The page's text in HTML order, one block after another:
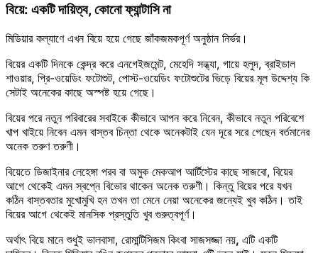
বিয়ে: একটি দায়িত্ব, কোনো ফ্যান্টাসি না
মিডিয়ার কল্যাণে এখন বিয়ে হয়ে গেছে জাঁকজমকপূর্ণ অনুষ্ঠান নির্ভর।
বিয়ের একটি দিনকে কেন্দ্র করে এনগেইজমেন্ট, মেহেদি সন্ধ্যা, গায়ে হলুদ, ব্রাইডাল
শাওয়ার, প্রি-ওয়েডিং ফটোশুট, পোস্ট-ওয়েডিং ফটোশুটের ভিড়ে বিয়ের মূল উদ্দেশ্য কি
সেটাই অনেকের কাছে অস্পষ্ট হয়ে গেছে।
বিয়ের পরে নতুন পরিবারের সবাইকে কীভাবে আপন করে নিবেন, কীভাবে নতুন পরিবেশে
খাপ খাইয়ে নিবেন এমন বাস্তব চিন্তা থেকে অনেকটাই যেন দূরে সরে গেছেন বর্তমানের
অনেক তরুণ তরুণী।
বিয়েতে ডিজাইনার লেহেঙ্গা পরব বা অমুক মেকআপ আর্টিস্টের কাছে সাজবো, বিয়ের
আগে থেকেই এমন স্বপ্নে বিভোর থাকেন অনেক তরুণী। কিন্তু বিয়ের পরে যখন
কঠিন বাস্তবতার মুখোমুখি হন তখন তা মেনে নেয়া অনেকের জন্যেই খুব কঠিন। তাই
বিয়ের আগে থেকেই মানসিক প্রস্তুতি খুব গুরুত্বপূর্ণ।
অর্থাৎ বিয়ে মানে শুধুই ভালবাসা, রোমান্টিসিজম কিংবা সাজসজ্জা নয়, এটি একটি